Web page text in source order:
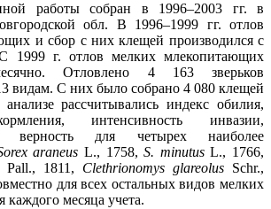
работы собран в 1996–2003 гг. в
обл. В 1996–1999 гг. отлов
и сбор с них клещей производился с
1999 г. отлов мелких млекопитающих
Отловлено 4 163 зверьков
видам. С них было собрано 4 080 клещей
рассчитывались индекс обилия,
интенсивность инвазии,
верность для четырех наиболее
araneus L., 1758,S. minutusL., 1766,
Pall., 1811, Clethrionomys glareolus Schr.,
для всех остальных видов мелких
месяца учета.